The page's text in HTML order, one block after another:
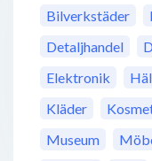
Bilverkstäder
Detaljhandel
Elektronik
Kläder
Museum